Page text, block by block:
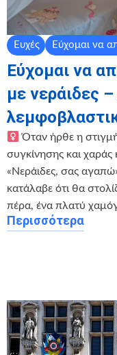
Ευχές Εύχομαι να
Εύχομαι να
με νεράιδες
Όταν ήρθε η
συγκίνησης και
«Νεράιδες, σας
κατάλαβε ότι θα
πέρα, ένα πλατύ
Περισσότερα